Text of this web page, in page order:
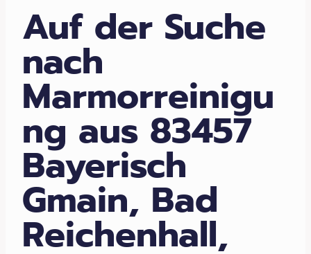
Auf der Suche
nach
Marmorreinigu
ng aus 83457
Bayerisch
Gmain, Bad
Reichenhall,